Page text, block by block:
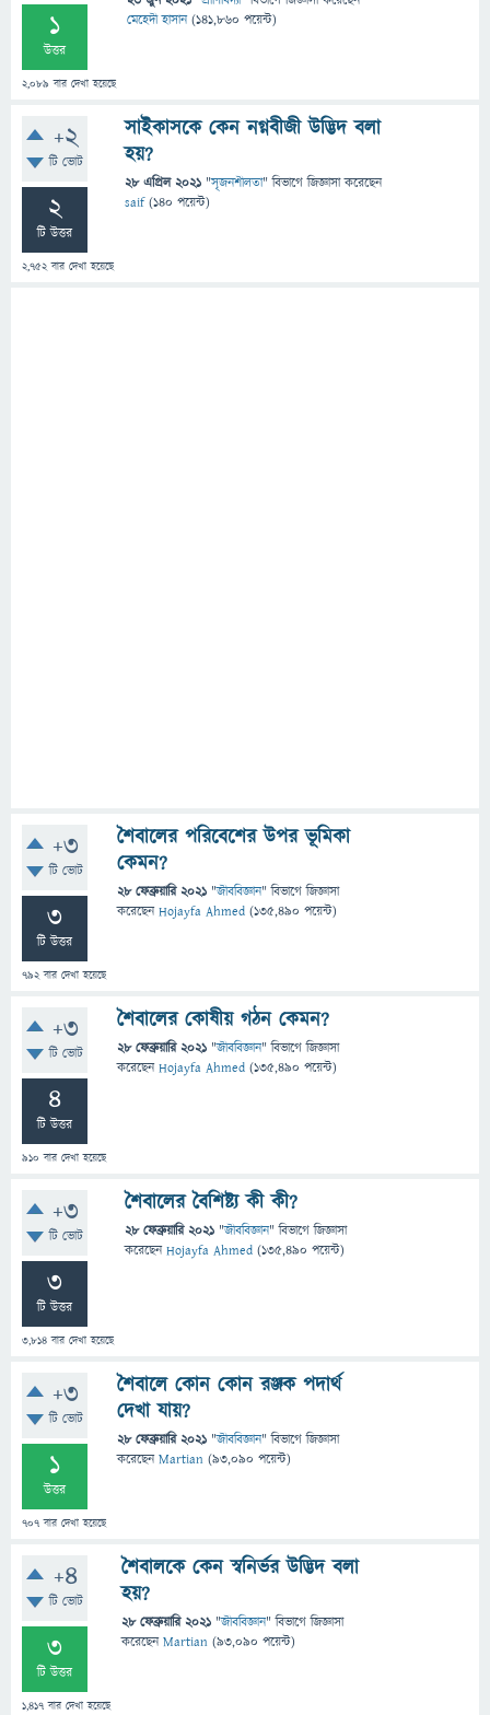
1
উত্তর
2,089 বার দেখা হয়েছে
মেহেদী হাসান (141,860 পয়েন্ট)
+2
টি ভোট
2
টি উত্তর
2,752বার দেখা হয়েছে
সাইকাসকে কেন নগ্নবীজী উদ্ভিদ বলা
হয়?
28 এপ্রিল 2021 "সৃজনশীলতা" বিভাগে জিজ্ঞাসাকরেছেন
saif (140 পয়েন্ট)
+3
টি ভোট
3
টি উত্তর
792বার দেখা হয়েছে
শৈবালের পরিবেশের উপর ভূমিকা
কেমন?
28 ফেব্রুয়ারি 2021 "জীববিজ্ঞান" বিভাগে জিজ্ঞাসা
করেছেনHojayfa Ahmed (135,490 পয়েন্ট)
+3
টি ভোট
4
টি উত্তর
910 বার দেখা হয়েছে
শৈবালের কোষীয় গঠন কেমন?
28 ফেব্রুয়ারি 2021 "জীববিজ্ঞান" বিভাগে জিজ্ঞাসা
করেছেনHojayfa Ahmed (135,490 পয়েন্ট)
+3
টি ভোট
3
টি উত্তর
3,814 বার দেখা হয়েছে
শৈবালের বৈশিষ্ট্য কী কী?
28 ফেব্রুয়ারি 2021 "জীববিজ্ঞান" বিভাগে জিজ্ঞাসা
করেছেনHojayfa Ahmed (135,490 পয়েন্ট)
+3
টি ভোট
1
উত্তর
707 বার দেখা হয়েছে
শৈবালে কোন কোন রঞ্জক পদার্থ
দেখা যায়?
28 ফেব্রুয়ারি 2021 "জীববিজ্ঞান" বিভাগে জিজ্ঞাসা
করেছেনMartian (93,090 পয়েন্ট)
+4
টি ভোট
3
টি উত্তর
1,417 বার দেখা হয়েছে
শৈবালকে কেন স্বনির্ভর উদ্ভিদ বলা
হয়?
28 ফেব্রুয়ারি 2021 "জীববিজ্ঞান" বিভাগে জিজ্ঞাসা
করেছেনMartian (93,090 পয়েন্ট)